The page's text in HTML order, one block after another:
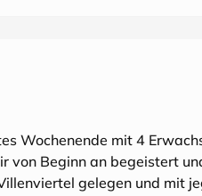
Wochenende mit 4
von Beginn an begeistert
gelegen und mit